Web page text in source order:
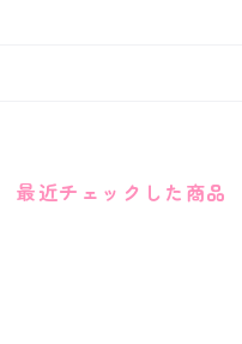
最近チェックした商品